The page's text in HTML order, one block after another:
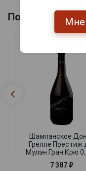
Похожие
Шампанское
Грелле Престиж
Мулэн Гран Крю
7 387 ₽
Мне